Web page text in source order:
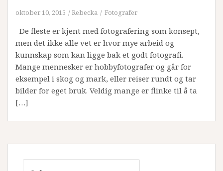
oktober 10, 2015 Rebecka Fotografer
De fleste er kjent med fotografering som konsept,
men det ikke alle vet er hvor mye arbeid og
kunnskap som kan ligge bak et godt fotografi.
Mange mennesker er hobbyfotografer og går for
eksempel i skog og mark, eller reiser rundt og tar
bilder for eget bruk. Veldig mange er flinke til å ta
[…]